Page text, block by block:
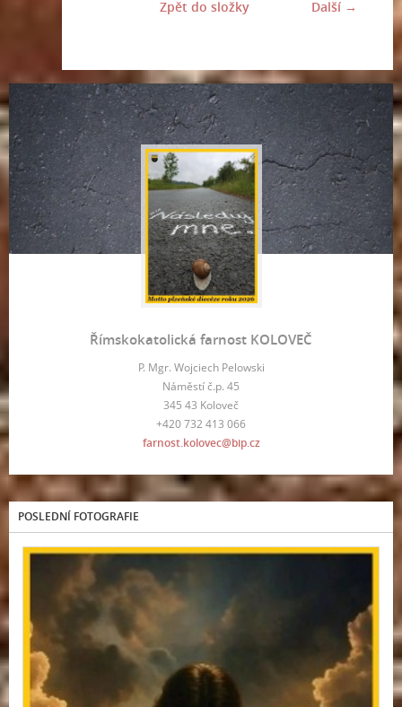
Další →
Zpět do složky
Římskokatolická farnost KOLOVEČ
P. Mgr. Wojciech Pelowski
Náměstí č.p. 45
345 43 Koloveč
+420 732 413 066
farnost.kolovec@bip.cz
POSLEDNÍ FOTOGRAFIE